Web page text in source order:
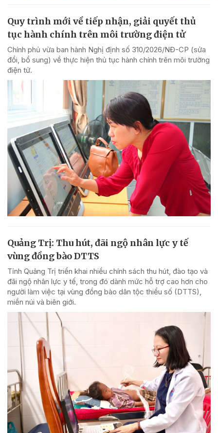
Quy trình mới về tiếp nhận, giải quyết thủ
tục hành chính trên môi trường điện tử
Chính phủ vừa ban hành Nghị định số 310/2026/NĐ-CP (sửa
đổi, bổ sung) về thực hiện thủ tục hành chính trên môi trường
điện tử.
Quảng Trị: Thu hút, đãi ngộ nhân lực y tế
vùng đồng bào DTTS
Tỉnh Quảng Trị triển khai nhiều chính sách thu hút, đào tạo và
đãi ngộ nhân lực y tế, trong đó dành mức hỗ trợ cao hơn cho
người làm việc tại vùng đồng bào dân tộc thiểu số (DTTS),
miền núi và biên giới.